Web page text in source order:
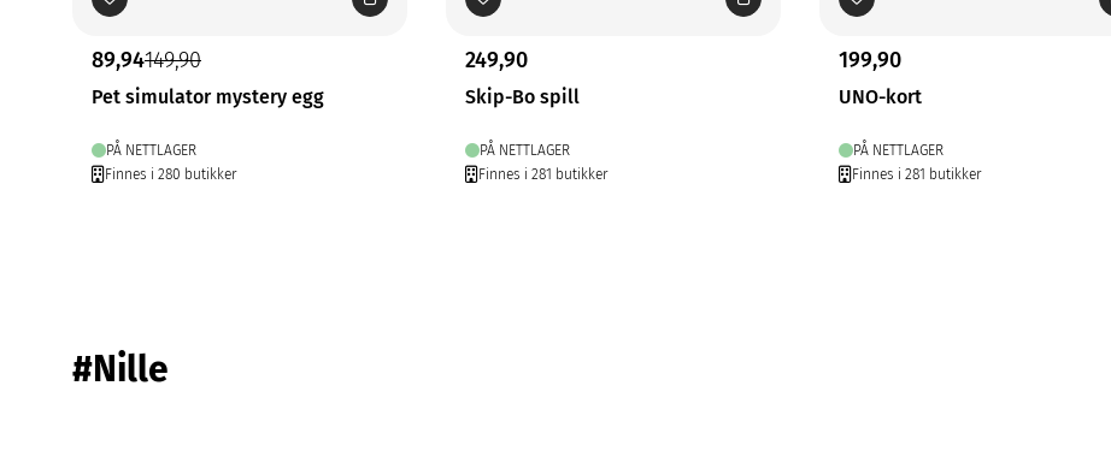
89,94149,90
Pet simulator mystery egg
PÅ NETTLAGER
Finnes i 280 butikker
249,90
Skip-Bo spill
PÅ NETTLAGER
Finnes i 281 butikker
199,90
UNO-kort
PÅ NETTLAGER
Finnes i 281 butikker
#Nille